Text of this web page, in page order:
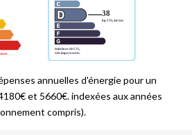
annuelles d'énergie pour un
et 5660€. indexées aux années
compris).